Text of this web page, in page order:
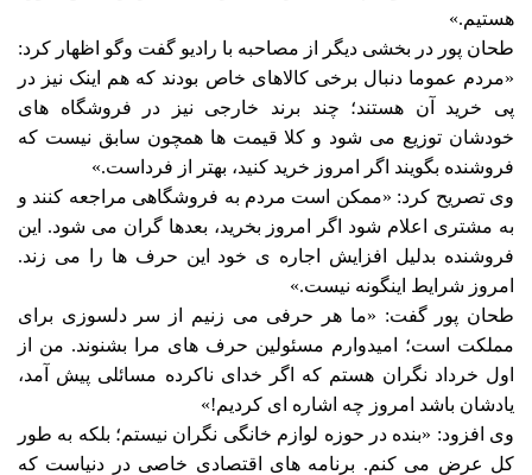
هستیم.»
طحان پور در بخشی دیگر از مصاحبه با رادیو گفت وگو اظهار کرد:
«مردم عموما دنبال برخی کالاهای خاص بودند که هم اینک نیز در
پی خرید آن هستند؛ چند برند خارجی نیز در فروشگاه های
خودشان توزیع می شود و کلا قیمت ها همچون سابق نیست که
فروشنده بگویند اگر امروز خرید کنید، بهتر از فرداست.»
وی تصریح کرد: «ممکن است مردم به فروشگاهی مراجعه کنند و
به مشتری اعلام شود اگر امروز بخرید، بعدها گران می شود. این
فروشنده بدلیل افزایش اجاره ی خود این حرف ها را می زند.
امروز شرایط اینگونه نیست.»
طحان پور گفت: «ما هر حرفی می زنیم از سر دلسوزی برای
مملکت است؛ امیدوارم مسئولین حرف های مرا بشنوند. من از
اول خرداد نگران هستم که اگر خدای ناکرده مسائلی پیش آمد،
یادشان باشد امروز چه اشاره ای کردیم!»
وی افزود: «بنده در حوزه لوازم خانگی نگران نیستم؛ بلکه به طور
کل عرض می کنم. برنامه های اقتصادی خاصی در دنیاست که